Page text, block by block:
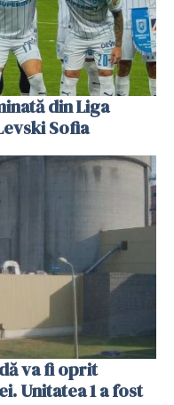
din Liga
Sofia
va fi oprit
Unitatea 1 a fost